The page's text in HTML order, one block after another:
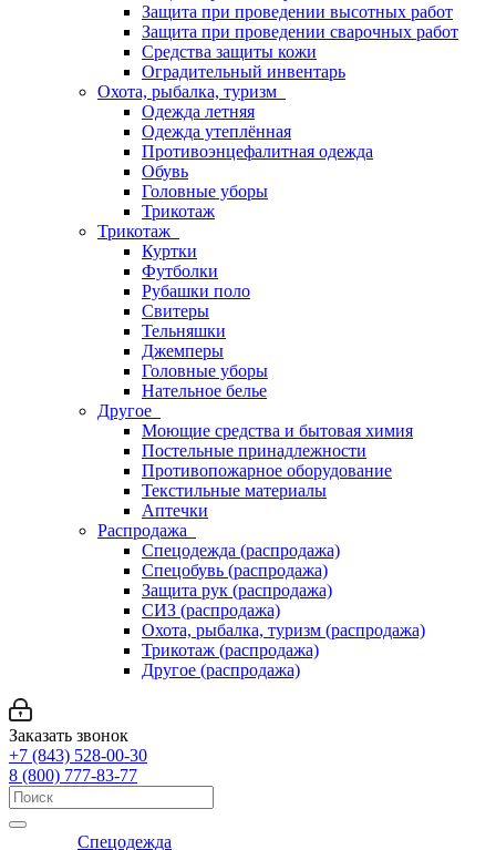
Защита при проведении высотных работ
Защита при проведении сварочных работ
Средства защиты кожи
Оградительный инвентарь
Охота, рыбалка, туризм
Одежда летняя
Одежда утеплённая
Противоэнцефалитная одежда
Обувь
Головные уборы
Трикотаж
Трикотаж
Куртки
Футболки
Рубашки поло
Свитеры
Тельняшки
Джемперы
Головные уборы
Нательное белье
Другое
Моющие средства и бытовая химия
Постельные принадлежности
Противопожарное оборудование
Текстильные материалы
Аптечки
Распродажа
Спецодежда (распродажа)
Спецобувь (распродажа)
Защита рук (распродажа)
СИЗ (распродажа)
Охота, рыбалка, туризм (распродажа)
Трикотаж (распродажа)
Другое (распродажа)
Заказать звонок
+7 (843) 528-00-30
8 (800) 777-83-77
Спецодежда